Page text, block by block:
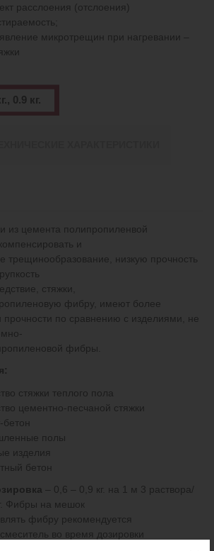
расслоения (отслоения)
микротрещин при нагревании –
0.9 кг.
из цемента полипропиленвой
и
трещинообразование, низкую прочность
стяжки,
фибру, имеют более
прочности по сравнению с изделиями, не
фибры.
стяжки теплого пола
цементно-песчаной стяжки
бетон
полы
изделия
бетон
– 0,6 – 0,9 кг. на 1 м 3 раствора/
Фибры на мешок
фибру рекомендуется
во время дозировки